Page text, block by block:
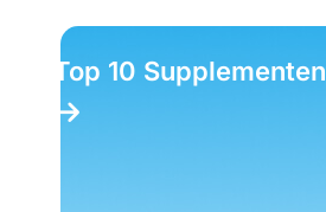
Top 10 Supplementen